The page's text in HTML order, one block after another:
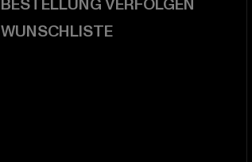
BESTELLUNG VERFOLGEN
WUNSCHLISTE